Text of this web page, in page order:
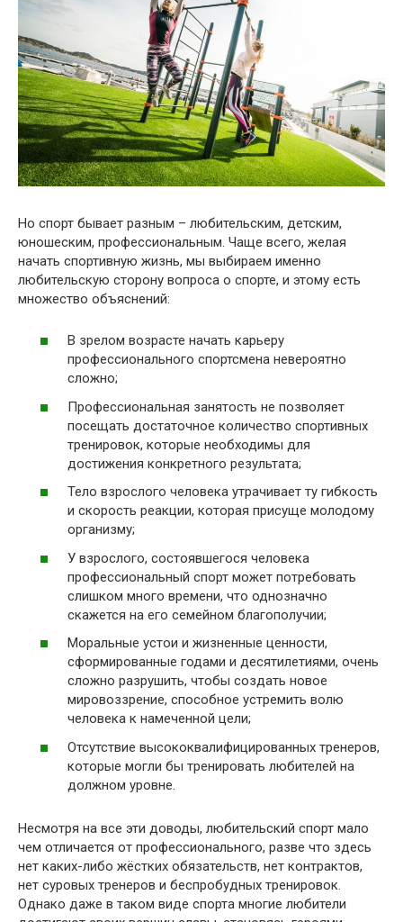
Но спорт бывает разным – любительским, детским,
юношеским, профессиональным. Чаще всего, желая
начать спортивную жизнь, мы выбираем именно
любительскую сторону вопроса о спорте, и этому есть
множество объяснений:
В зрелом возрасте начать карьеру
профессионального спортсмена невероятно
сложно;
Профессиональная занятость не позволяет
посещать достаточное количество спортивных
тренировок, которые необходимы для
достижения конкретного результата;
Тело взрослого человека утрачивает ту гибкость
и скорость реакции, которая присуще молодому
организму;
У взрослого, состоявшегося человека
профессиональный спорт может потребовать
слишком много времени, что однозначно
скажется на его семейном благополучии;
Моральные устои и жизненные ценности,
сформированные годами и десятилетиями, очень
сложно разрушить, чтобы создать новое
мировоззрение, способное устремить волю
человека к намеченной цели;
Отсутствие высококвалифицированных тренеров,
которые могли бы тренировать любителей на
должном уровне.
Несмотря на все эти доводы, любительский спорт мало
чем отличается от профессионального, разве что здесь
нет каких-либо жёстких обязательств, нет контрактов,
нет суровых тренеров и беспробудных тренировок.
Однако даже в таком виде спорта многие любители